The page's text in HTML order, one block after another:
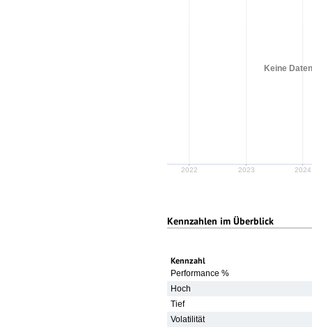
2022 2023 2024
Keine
Kennzahlen im Überblick
Kennzahl
Performance %
Hoch
Tief
Volatilität